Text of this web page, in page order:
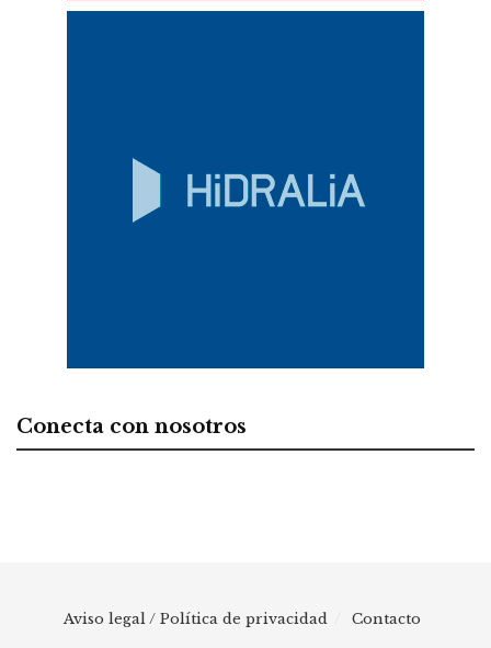
Conecta con nosotros
Aviso legal / Política de privacidad Contacto